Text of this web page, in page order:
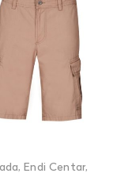
Endi Centar,